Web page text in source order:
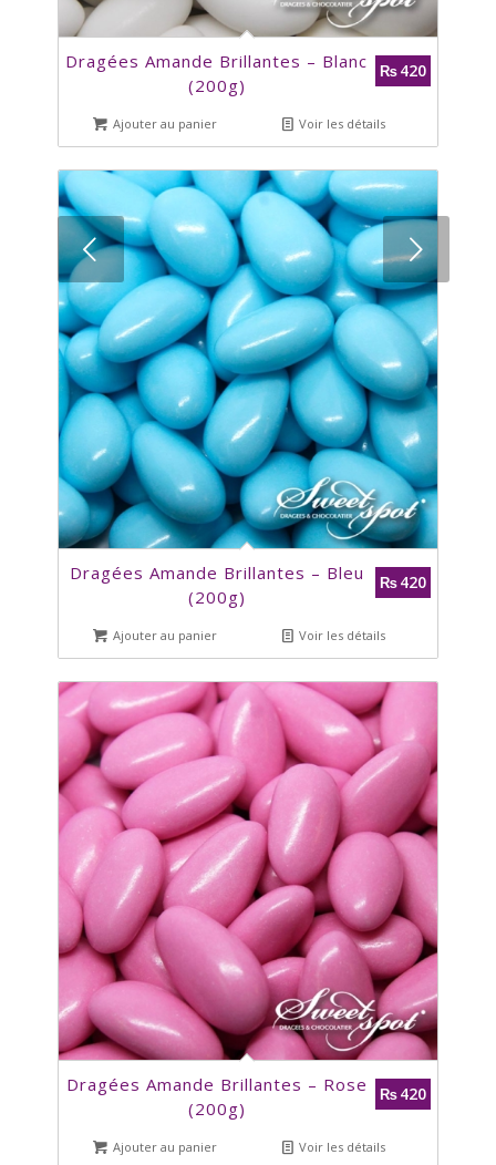
Dragées Amande Brillantes – Blanc
(200g)
₨420
Ajouter au panier Voir les détails
Dragées Amande Brillantes – Bleu
(200g)
₨420
Ajouter au panier Voir les détails
Dragées Amande Brillantes – Rose
(200g)
₨420
Ajouter au panier Voir les détails
Suivant